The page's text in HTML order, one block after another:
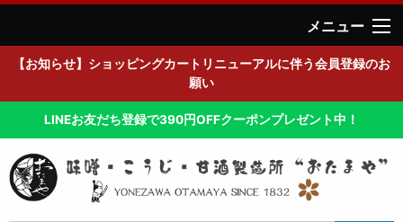
メニュー
【お知らせ】ショッピングカートリニューアルに伴う会員登録のお
願い
LINEお友だち登録で390円OFFクーポンプレゼント中！